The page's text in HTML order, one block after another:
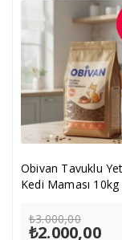
Obivan Tavuklu
Kedi Maması 10kg
₺3.000,00
fiyat:
₺2.000,00Şu